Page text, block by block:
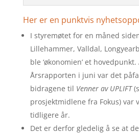
Her er en punktvis
I styremøtet for en måned
Lillehammer, Valldal,
ble ‘økonomien’ et
Årsrapporten i juni var det
bidragene til Venner av UPLIFT
prosjektmidlene fra Fokus) var
tidligere år.
Det er derfor gledelig å se at